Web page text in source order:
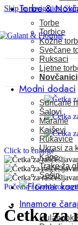
Skip to navigation
Torbe &
Torbe
Torbice
Kožne
Svečane
Ruksaci
Ljetne
Novčanici
Modni dodaci
Sunčane
Šalovi
Marame
Kaiševi
Rukavice
Ukrasi za
Kape
Trake za
Šeširi
Innamore
Hulahopke
Click to enlarge
Početna/ Gold
Četka za